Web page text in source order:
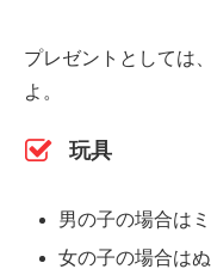
プレゼントとしては
よ。
玩具
男の子の場合は
女の子の場合は